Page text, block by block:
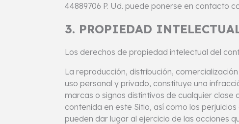
44889706 P. Ud. puede ponerse en contacto
3. PROPIEDAD
Los derechos de propiedad intelectual del
La reproducción, distribución,
uso personal y privado, constituye una
marcas o signos distintivos de cualquier
contenida en este Sitio, así como los
pueden dar lugar al ejercicio de las acciones